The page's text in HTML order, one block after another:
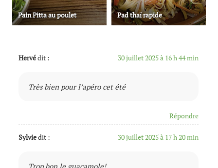
Pain Pitta au poulet Pad thaï rapide
Hervédit : 30 juillet 2025 à 16 h 44 min
Très bien pour l’apéro cet été
Répondre
Sylviedit : 30 juillet 2025 à 17 h 20 min
Trop bon le guacamole!